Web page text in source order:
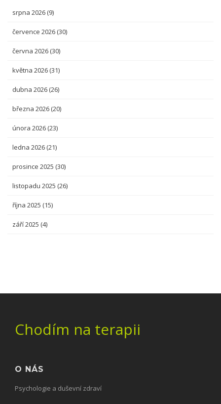
srpna 2026 (9)
července 2026 (30)
června 2026 (30)
května 2026 (31)
dubna 2026 (26)
března 2026 (20)
února 2026 (23)
ledna 2026 (21)
prosince 2025 (30)
listopadu 2025 (26)
října 2025 (15)
září 2025 (4)
Chodím na terapii
O NÁS
Psychologie a duševní zdraví